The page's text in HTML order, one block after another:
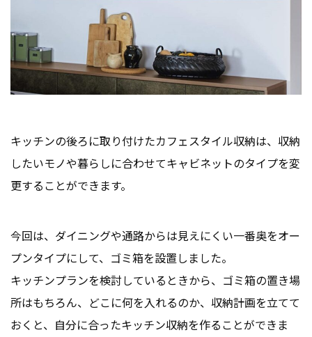
キッチンの後ろに取り付けたカフェスタイル収納は、収納
したいモノや暮らしに合わせてキャビネットのタイプを変
更することができます。
今回は、ダイニングや通路からは見えにくい一番奥をオー
プンタイプにして、ゴミ箱を設置しました。
キッチンプランを検討しているときから、ゴミ箱の置き場
所はもちろん、どこに何を入れるのか、収納計画を立てて
おくと、自分に合ったキッチン収納を作ることができま